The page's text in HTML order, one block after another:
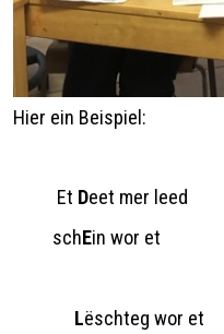
Hier ein Beispiel:
Et Deet
schEin wor et
Lëschteg wor et